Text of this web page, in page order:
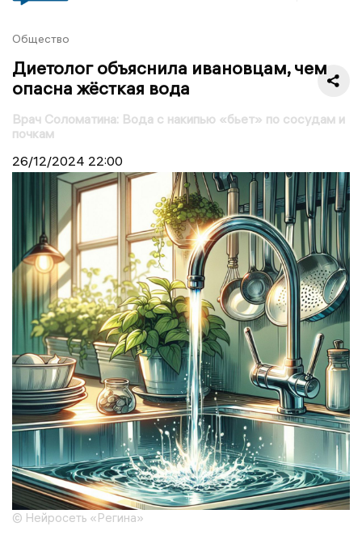
Общество
Диетолог объяснила ивановцам, чем
опасна жёсткая вода
Врач Соломатина: Вода с накипью «бьет» по сосудам и
почкам
26/12/2024 22:00
© Нейросеть «Регина»